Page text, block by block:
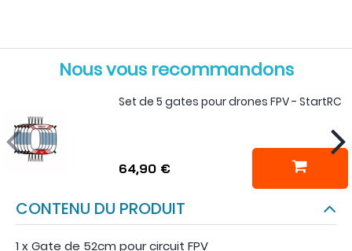
Nous vous recommandons
Set de 5 gates pour drones FPV - StartRC
64,90 €
CONTENU DU PRODUIT
1 x Gate de 52cm pour circuit FPV